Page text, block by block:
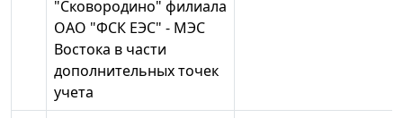
"Сковородино" филиала
ОАО "ФСК ЕЭС" - МЭС
Востока в части
дополнительных точек
учета